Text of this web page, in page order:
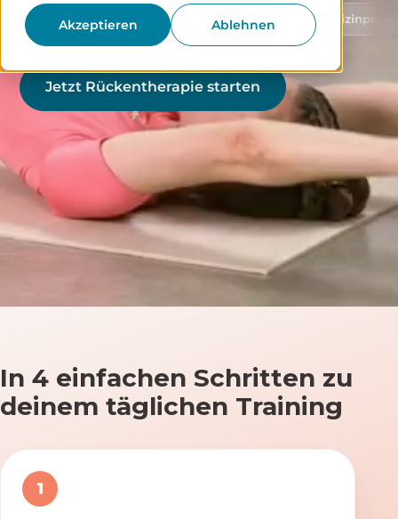
Akzeptieren Ablehnen
Schutz von Gesundheitsdaten Medizinprodukt Klasse
Jetzt Rückentherapie starten
In 4 einfachen Schritten zu
deinem täglichen Training
1